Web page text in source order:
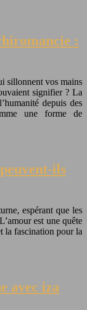
:
sillonnent vos mains
signifier ? La
depuis des
une forme de
ils
espérant que les
est une quête
la fascination pour la
avec iza